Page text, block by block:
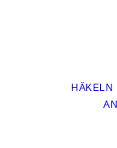
HÄKELN